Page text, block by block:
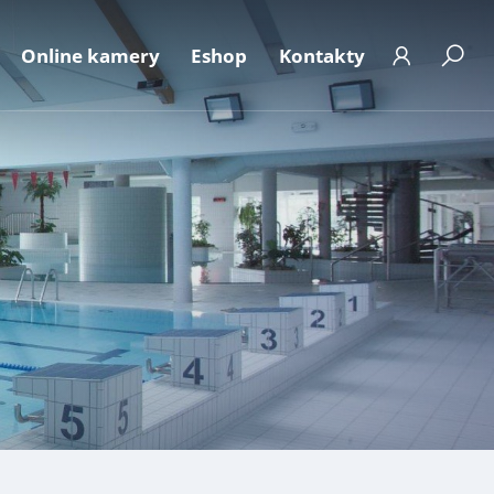
Aktuální obsazenost
Fotogalerie
FAQ
Kalendář akcí
Abonentský účet
stažení
osobních údajů
dle zák.106/1999
podatelna
Online kamery Eshop Kontakty